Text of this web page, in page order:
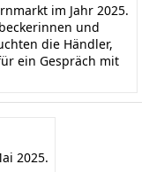
im Jahr 2025.
und
die Händler,
ein Gespräch mit
2025.